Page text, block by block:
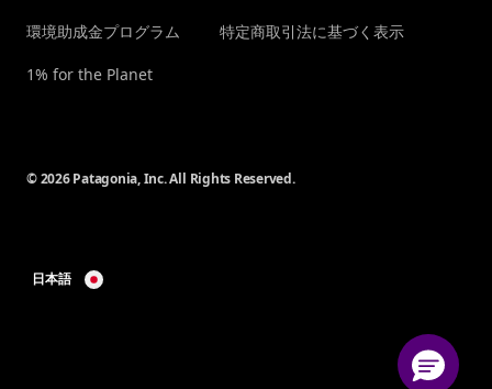
環境助成金プログラム
1% for the Planet
特定商取引法に基づく表示
© 2026 Patagonia, Inc. All Rights Reserved.
日本語